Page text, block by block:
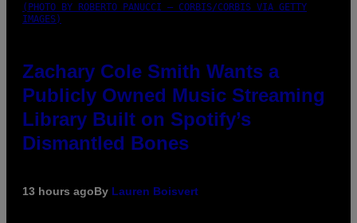
(PHOTO BY ROBERTO PANUCCI – CORBIS/CORBIS VIA GETTY
IMAGES)
Zachary Cole Smith Wants a
Publicly Owned Music Streaming
Library Built on Spotify’s
Dismantled Bones
13 hours agoBy Lauren Boisvert